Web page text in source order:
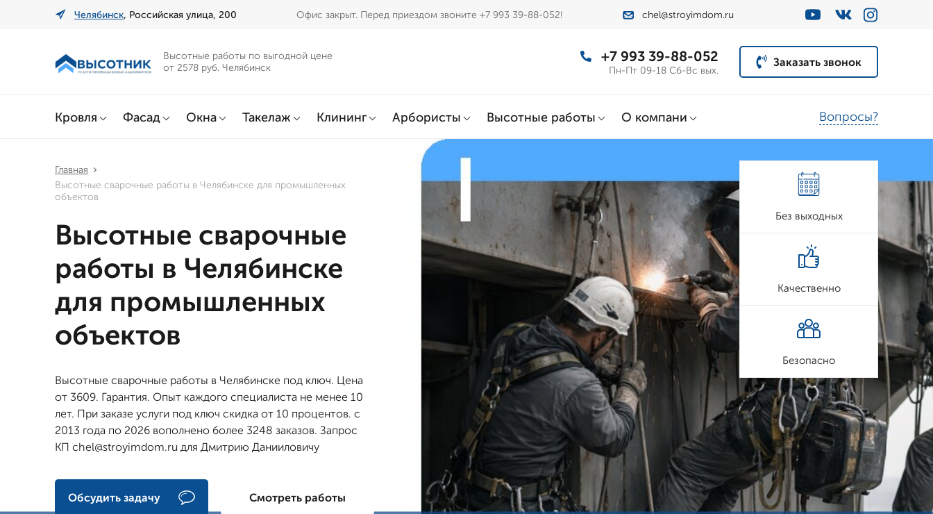
Челябинск, Российская улица, 200 Офис закрыт. Перед приездом звоните +7 993 39-88-052! chel@stroyimdom.ru
Высотные работы по выгодной цене
от 2578 руб. Челябинск
+7 993 39-88-052
Пн-Пт 09-18 Сб-Вс вых.
Заказать звонок
Кровля Фасад Окна Такелаж Клининг Арбористы Высотные работы О компани Вопросы?
Главная
Высотные сварочные работы в Челябинске для промышленных
объектов
Высотные сварочные
работы в Челябинске
для промышленных
объектов
Высотные сварочные работы в Челябинске под ключ. Цена
от 3609. Гарантия. Опыт каждого специалиста не менее 10
лет. При заказе услуги под ключ скидка от 10 процентов. с
2013 года по 2026 вополнено более 3248 заказов. Запрос
КП chel@stroyimdom.ru для Дмитрию Данииловичу
Обсудить задачу Смотреть работы
Без выходных
Качественно
Безопасно